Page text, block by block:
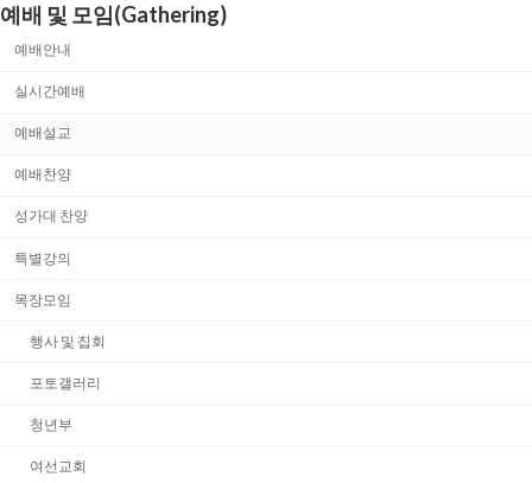
예배 및 모임(Gathering)
예배안내
실시간예배
예배설교
예배찬양
성가대 찬양
특별강의
목장모임
행사 및 집회
포토갤러리
청년부
여선교회